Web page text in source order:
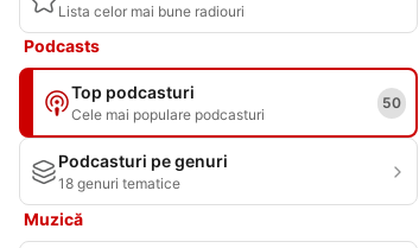
Lista celor mai bune radiouri
Podcasts
Top podcasturi
Cele mai populare podcasturi
50
Podcasturi pe genuri
18 genuri tematice
Muzică